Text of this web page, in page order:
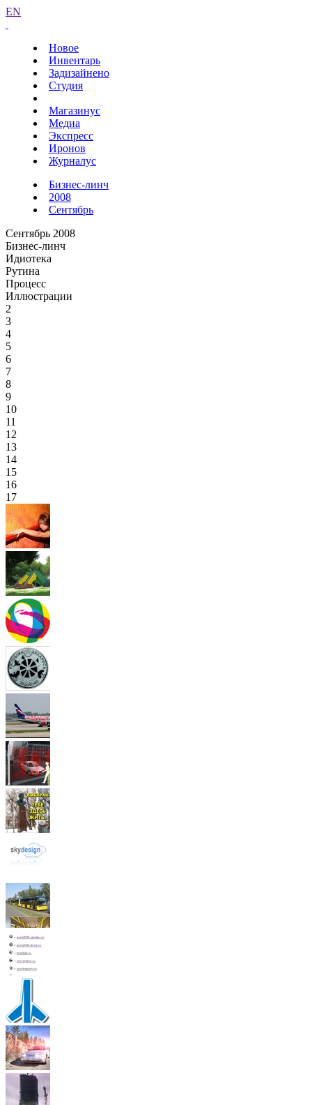
EN
Новое
Инвентарь
Задизайнено
Студия
Магазинус
Медиа
Экспресс
Иронов
Журналус
Бизнес-линч
2008
Сентябрь
Сентябрь 2008
Бизнес-линч
Идиотека
Рутина
Процесс
Иллюстрации
2
3
4
5
6
7
8
9
10
11
12
13
14
15
16
17